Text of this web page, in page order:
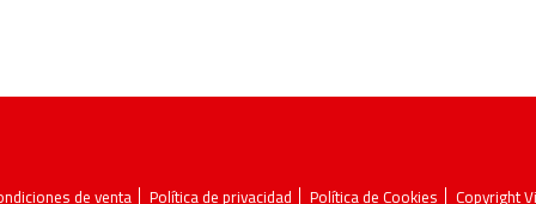
de venta Política de privacidad Política de Cookies Copyright